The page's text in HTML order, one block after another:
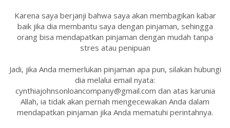
Karena saya berjanji bahwa saya akan membagikan kabar
baik jika dia membantu saya dengan pinjaman, sehingga
orang bisa mendapatkan pinjaman dengan mudah tanpa
stres atau penipuan
Jadi, jika Anda memerlukan pinjaman apa pun, silakan hubungi
dia melalui email nyata:
cynthiajohnsonloancompany@gmail.com dan atas karunia
Allah, ia tidak akan pernah mengecewakan Anda dalam
mendapatkan pinjaman jika Anda mematuhi perintahnya.